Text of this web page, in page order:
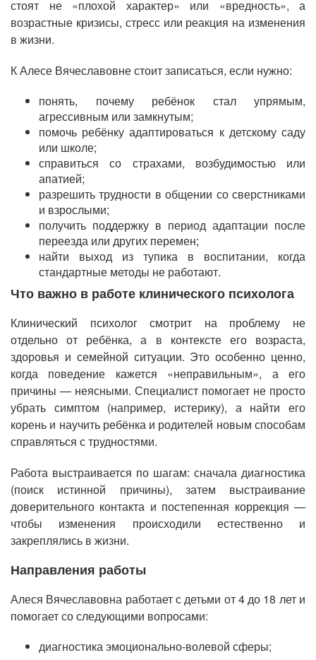
стоят не «плохой характер» или «вредность», а
возрастные кризисы, стресс или реакция на изменения
в жизни.
К Алесе Вячеславовне стоит записаться, если нужно:
понять, почему ребёнок стал упрямым,
агрессивным или замкнутым;
помочь ребёнку адаптироваться к детскому саду
или школе;
справиться со страхами, возбудимостью или
апатией;
разрешить трудности в общении со сверстниками
и взрослыми;
получить поддержку в период адаптации после
переезда или других перемен;
найти выход из тупика в воспитании, когда
стандартные методы не работают.
Что важно в работе клинического психолога
Клинический психолог смотрит на проблему не
отдельно от ребёнка, а в контексте его возраста,
здоровья и семейной ситуации. Это особенно ценно,
когда поведение кажется «неправильным», а его
причины — неясными. Специалист помогает не просто
убрать симптом (например, истерику), а найти его
корень и научить ребёнка и родителей новым способам
справляться с трудностями.
Работа выстраивается по шагам: сначала диагностика
(поиск истинной причины), затем выстраивание
доверительного контакта и постепенная коррекция —
чтобы изменения происходили естественно и
закреплялись в жизни.
Направления работы
Алеся Вячеславовна работает с детьми от 4 до 18 лет и
помогает со следующими вопросами:
диагностика эмоционально-волевой сферы;